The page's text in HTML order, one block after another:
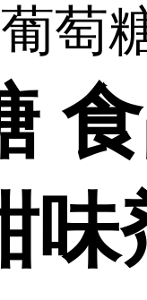
萄
味